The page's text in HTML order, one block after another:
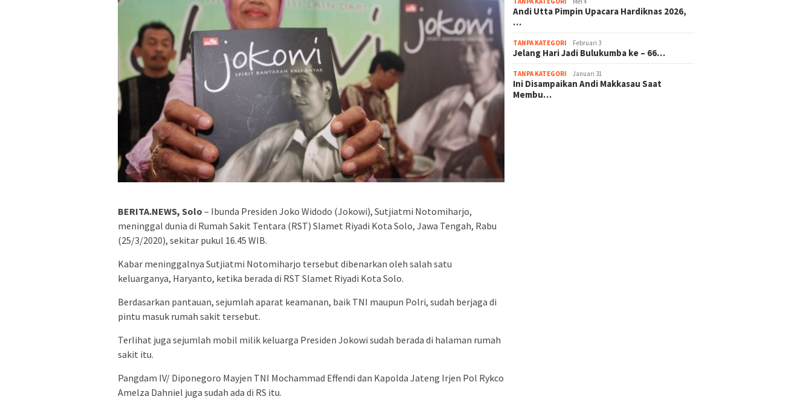
BERITA.NEWS, Solo – Ibunda Presiden Joko Widodo (Jokowi), Sutjiatmi Notomiharjo,
meninggal dunia di Rumah Sakit Tentara (RST) Slamet Riyadi Kota Solo, Jawa Tengah, Rabu
(25/3/2020), sekitar pukul 16.45 WIB.
Kabar meninggalnya Sutjiatmi Notomiharjo tersebut dibenarkan oleh salah satu
keluarganya, Haryanto, ketika berada di RST Slamet Riyadi Kota Solo.
Berdasarkan pantauan, sejumlah aparat keamanan, baik TNI maupun Polri, sudah berjaga di
pintu masuk rumah sakit tersebut.
Terlihat juga sejumlah mobil milik keluarga Presiden Jokowi sudah berada di halaman rumah
sakit itu.
Pangdam IV/ Diponegoro Mayjen TNI Mochammad Effendi dan Kapolda Jateng Irjen Pol Rykco
Amelza Dahniel juga sudah ada di RS itu.
Andi Utta Pimpin Upacara Hardiknas 2026,
…
TANPA KATEGORI Februari 3
Jelang Hari Jadi Bulukumba ke – 66…
TANPA KATEGORI Januari 31
Ini Disampaikan Andi Makkasau Saat
Membu…